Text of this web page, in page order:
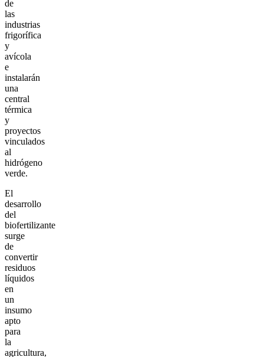
de
las
industrias
frigorífica
y
avícola
e
instalarán
una
central
térmica
y
proyectos
vinculados
al
hidrógeno
verde.
El
desarrollo
del
biofertilizante
surge
de
convertir
residuos
líquidos
en
un
insumo
apto
para
la
agricultura,